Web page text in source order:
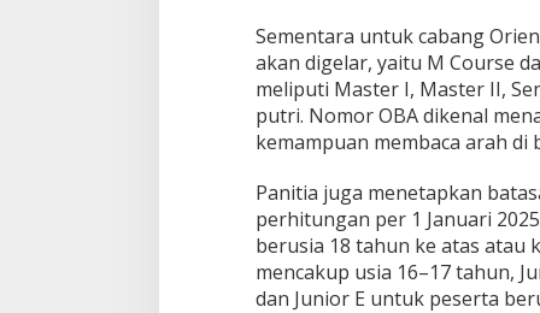
Sementara untuk cabang
akan digelar, yaitu M Course
meliputi Master I, Master II,
putri. Nomor OBA dikenal
kemampuan membaca arah di
Panitia juga menetapkan
perhitungan per 1 Januari
berusia 18 tahun ke atas atau
mencakup usia 16–17 tahun,
dan Junior E untuk peserta